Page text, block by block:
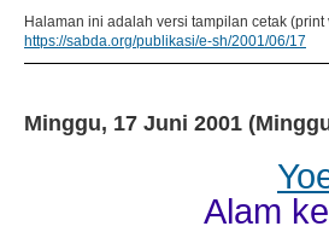
Halaman ini adalah versi tampilan cetak (print
https://sabda.org/publikasi/e-sh/2001/06/17
Minggu, 17 Juni 2001
Alam